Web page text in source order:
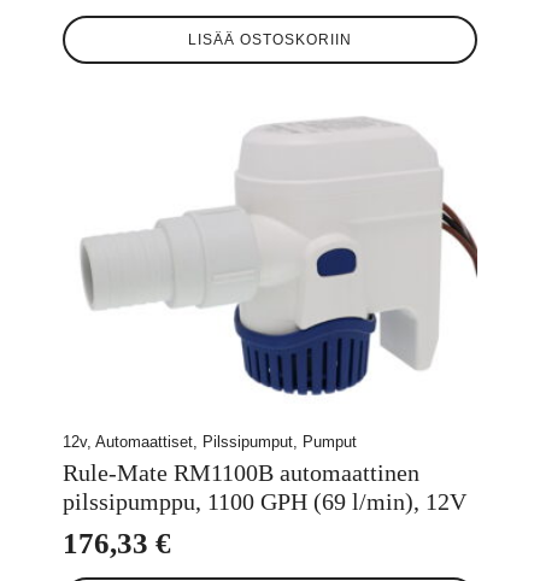
LISÄÄ OSTOSKORIIN
12v, Automaattiset, Pilssipumput, Pumput
Rule-Mate RM1100B automaattinen
pilssipumppu, 1100 GPH (69 l/min), 12V
176,33 €